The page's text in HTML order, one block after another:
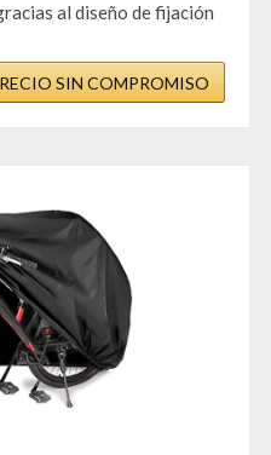
al diseño de fijación
SIN COMPROMISO